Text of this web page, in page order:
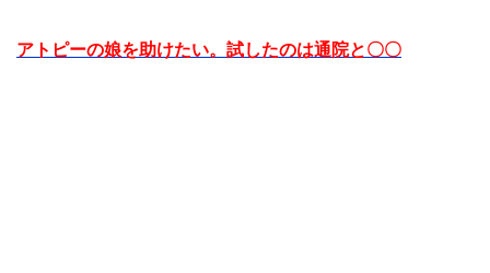
アトピーの娘を助けたい。試したのは通院と〇〇